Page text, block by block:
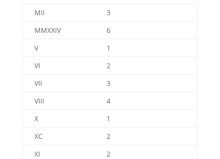
MII
3
MMXXIV
6
V
1
VI
2
VII
3
VIII
4
X
1
XC
2
XI
2